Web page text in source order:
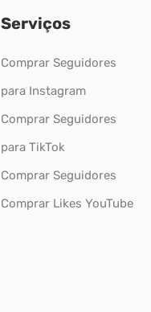
Serviços
Comprar Seguidores
para Instagram
Comprar Seguidores
para TikTok
Comprar Seguidores
Comprar Likes YouTube